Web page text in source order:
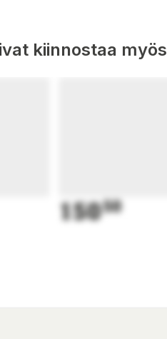
kiinnostaa myös
15050